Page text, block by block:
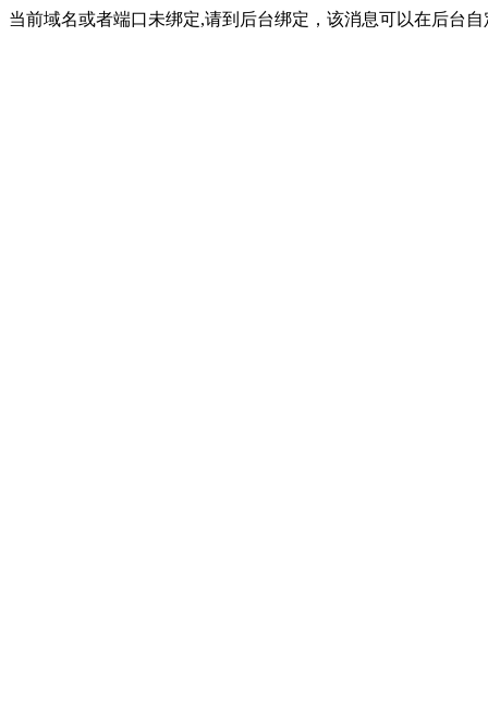
当前域名或者端口未绑定,请到后台绑定，该消息可以在后台自